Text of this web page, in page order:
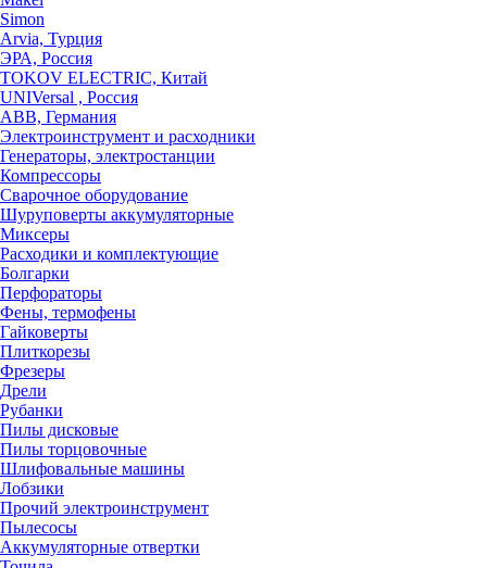
Simon
Arvia, Турция
ЭРА, Россия
TOKOV ELECTRIC, Китай
UNIVersal , Россия
ABB, Германия
Электроинструмент и расходники
Генераторы, электростанции
Компрессоры
Сварочное оборудование
Шуруповерты аккумуляторные
Миксеры
Расходики и комплектующие
Болгарки
Перфораторы
Фены, термофены
Гайковерты
Плиткорезы
Фрезеры
Дрели
Рубанки
Пилы дисковые
Пилы торцовочные
Шлифовальные машины
Лобзики
Прочий электроинструмент
Пылесосы
Аккумуляторные отвертки